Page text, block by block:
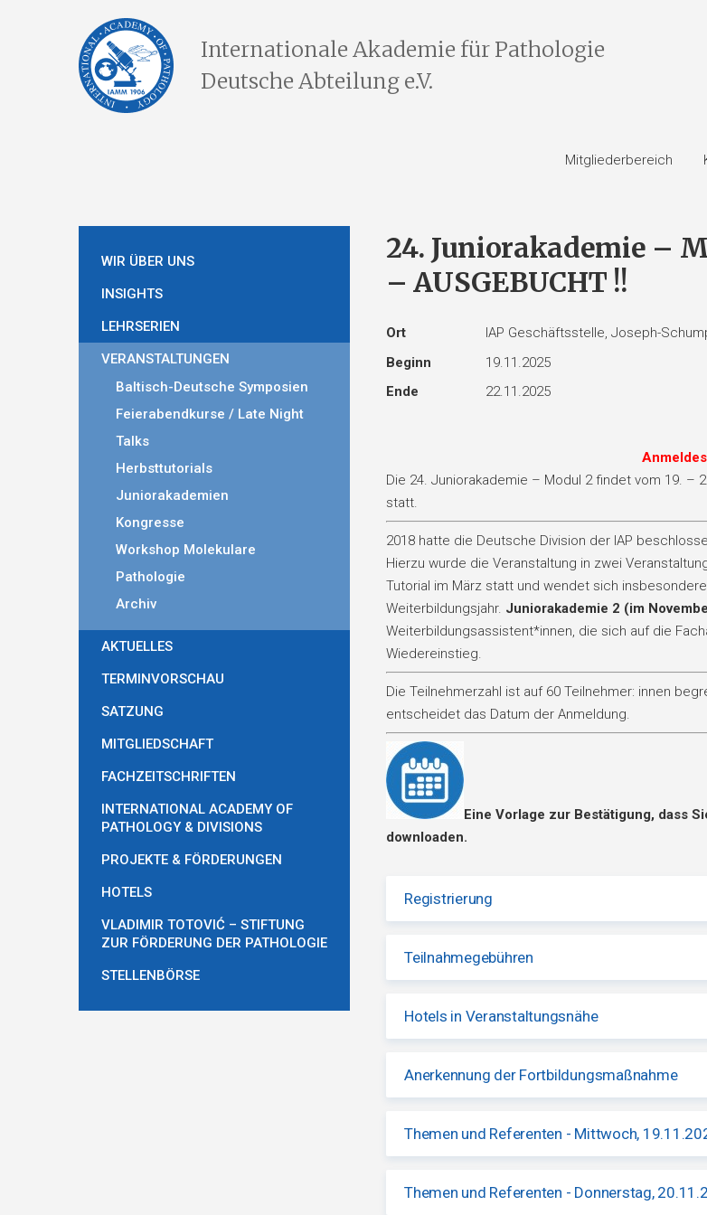
Internationale Akademie für Pathologie
Deutsche Abteilung e.V.
Mitgliederbereich
WIR ÜBER UNS
INSIGHTS
LEHRSERIEN
VERANSTALTUNGEN
Baltisch-Deutsche Symposien
Feierabendkurse / Late Night
Talks
Herbsttutorials
Juniorakademien
Kongresse
Workshop Molekulare
Pathologie
Archiv
AKTUELLES
TERMINVORSCHAU
SATZUNG
MITGLIEDSCHAFT
FACHZEITSCHRIFTEN
INTERNATIONAL ACADEMY OF
PATHOLOGY & DIVISIONS
PROJEKTE & FÖRDERUNGEN
HOTELS
VLADIMIR TOTOVIĆ – STIFTUNG
ZUR FÖRDERUNG DER PATHOLOGIE
STELLENBÖRSE
24. Juniorakademie –
– AUSGEBUCHT !!
Ort
IAP Geschäftsstelle, Joseph-
Beginn
19.11.2025
Ende
22.11.2025
Die 24. Juniorakademie – Modul 2 findet vom 19. –
statt.
2018 hatte die Deutsche Division der IAP
Hierzu wurde die Veranstaltung in zwei
Tutorial im März statt und wendet sich
Weiterbildungsjahr. Juniorakademie 2 (im
Weiterbildungsassistent*innen, die sich auf die
Wiedereinstieg.
Die Teilnehmerzahl ist auf 60 Teilnehmer: innen
entscheidet das Datum der Anmeldung.
Eine Vorlage zur Bestätigung, dass
downloaden.
Registrierung
Teilnahmegebühren
Hotels in Veranstaltungsnähe
Anerkennung der Fortbildungsmaßnahme
Themen und Referenten - Mittwoch,
Themen und Referenten - Donnerstag,